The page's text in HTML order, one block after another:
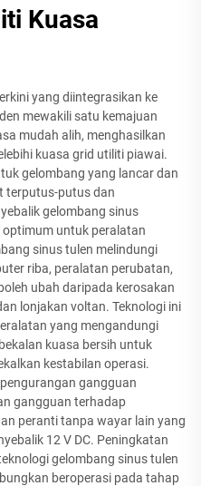
Kuasa
yang diintegrasikan ke
mewakili satu kemajuan
mudah alih, menghasilkan
kuasa grid utiliti piawai.
gelombang yang lancar dan
terputus-putus dan
gelombang sinus
untuk peralatan
sinus tulen melindungi
riba, peralatan perubatan,
ubah daripada kerosakan
lonjakan voltan. Teknologi ini
yang mengandungi
kuasa bersih untuk
kestabilan operasi.
gangguan
gangguan terhadap
peranti tanpa wayar lain yang
12 V DC. Peningkatan
gelombang sinus tulen
beroperasi pada tahap